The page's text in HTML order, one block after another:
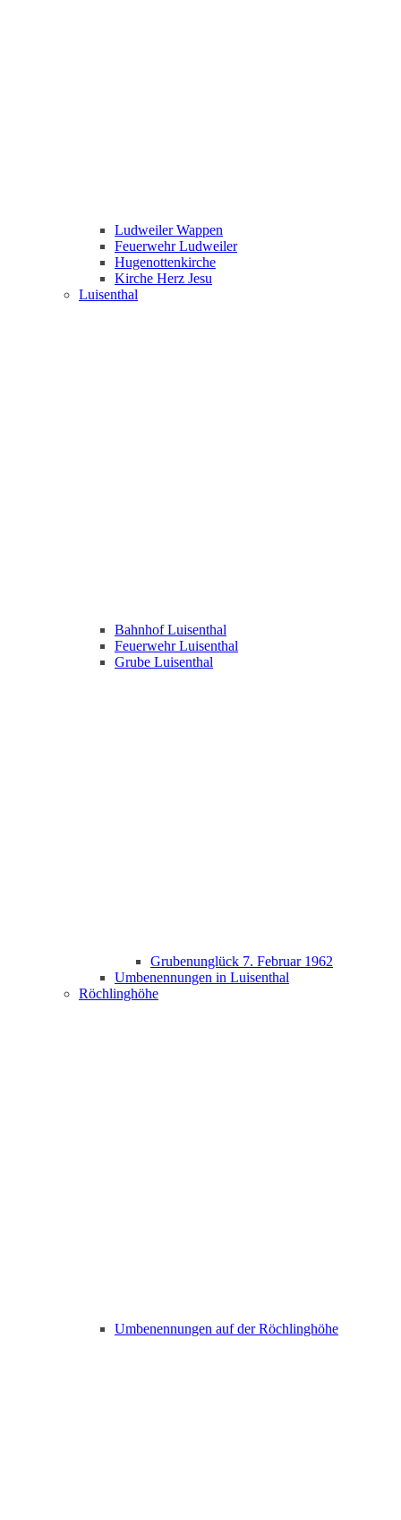
Ludweiler Wappen
Feuerwehr Ludweiler
Hugenottenkirche
Kirche Herz Jesu
Luisenthal
Bahnhof Luisenthal
Feuerwehr Luisenthal
Grube Luisenthal
Grubenunglück 7. Februar 1962
Umbenennungen in Luisenthal
Röchlinghöhe
Umbenennungen auf der Röchlinghöhe